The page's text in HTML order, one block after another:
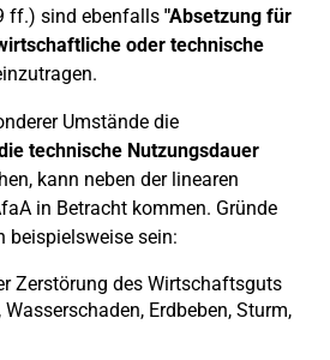
ff.) sind ebenfalls "Absetzung für
oder technische
Umstände die
technische Nutzungsdauer
kann neben der linearen
in Betracht kommen. Gründe
beispielsweise sein:
Zerstörung des Wirtschaftsguts
Erdbeben, Sturm,